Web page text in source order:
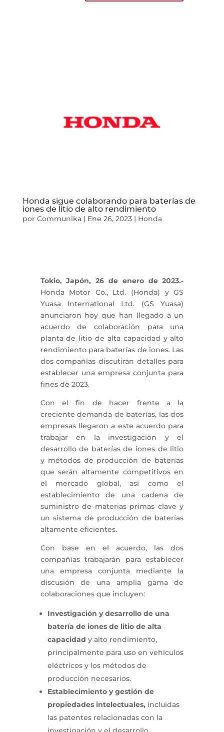
Honda sigue colaborando para baterías de
iones de litio de alto rendimiento
por Communika| Ene 26, 2023| Honda
Tokio, Japón, 26 de enero de 2023.-
Honda Motor Co., Ltd. (Honda) y GS
Yuasa International Ltd. (GS Yuasa)
anunciaron hoy que han llegado a un
acuerdo de colaboración para una
planta de litio de alta capacidad y alto
rendimiento para baterías de iones. Las
dos compañías discutirán detalles para
establecer una empresa conjunta para
fines de 2023.
Con el fin de hacer frente a la
creciente demanda de baterías, las dos
empresas llegaron a este acuerdo para
trabajar en la investigación y el
desarrollo de baterías de iones de litio
y métodos de producción de baterías
que serán altamente competitivos en
el mercado global, así como el
establecimiento de una cadena de
suministro de materias primas clave y
un sistema de producción de baterías
altamente eficientes.
Con base en el acuerdo, las dos
compañías trabajarán para establecer
una empresa conjunta mediante la
discusión de una amplia gama de
colaboraciones que incluyen:
Investigación y desarrollo de una
batería de iones de litio de alta
capacidad y alto rendimiento,
principalmente para uso en vehículos
eléctricos y los métodos de
producción necesarios.
Establecimiento y gestión de
propiedades intelectuales, incluidas
las patentes relacionadas con la